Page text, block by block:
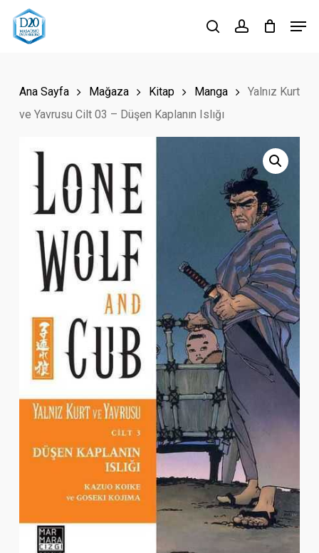
Skip
searchaccount
Ana Sayfa Mağaza Kitap Manga
Yalnız Kurt
ve Yavrusu Cilt 03 – Düşen Kaplanın Islığı